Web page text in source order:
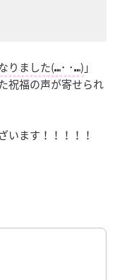
りました(⑉･ ･⑉) 」
祝福の声が寄せられ
います！！！！！